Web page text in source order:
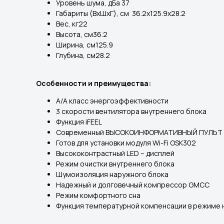
Уровень шума, дБа 37
Габариты (ВхШхГ), см 36.2x125.9x28.2
Вес, кг22
Высота, см36.2
Ширина, см125.9
Глубина, см28.2
Особенности и преимущества:
A/A класс энергоэффективности
3 скорости вентилятора внутреннего блока
Функция iFEEL
Современный ВЫСОКОИНФОРМАТИВНЫЙ ПУЛЬТ
Готов для установки модуля Wi-Fi OSK302
Высококонтрастный LED – дисплей
Режим очистки внутреннего блока
Шумоизоляция наружного блока
Надежный и долговечный компрессор GMCC
Режим комфортного сна
Функция температурной компенсации в режиме